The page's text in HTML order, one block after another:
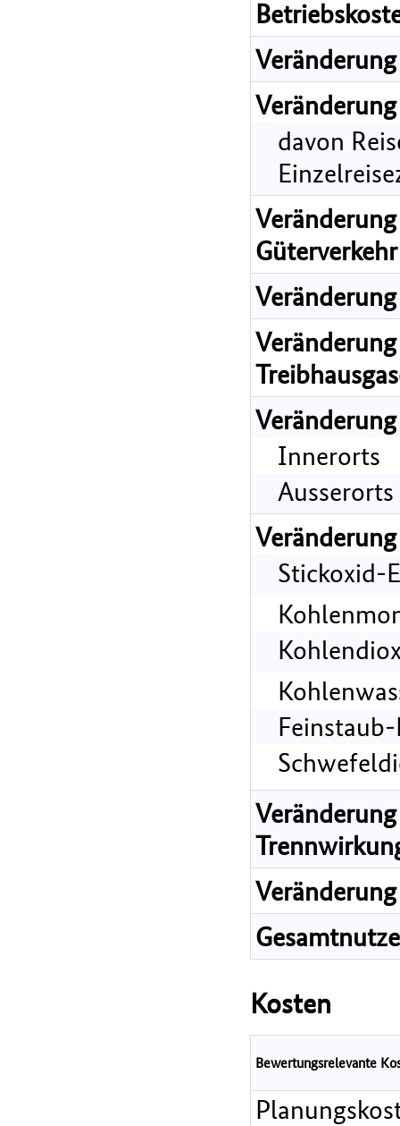
davon
Güterverkehr
Innerorts
Ausserorts
Stickoxid-
Kosten
Bewertungsrelevante